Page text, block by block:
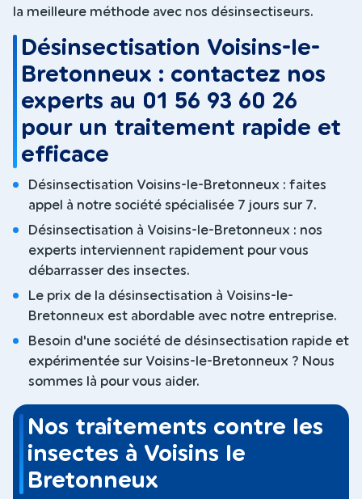
la meilleure méthode avec nos désinsectiseurs.
Désinsectisation Voisins-le-
Bretonneux : contactez nos
experts au 01 56 93 60 26
pour un traitement rapide et
efficace
Désinsectisation Voisins-le-Bretonneux : faites
appel à notre société spécialisée 7 jours sur 7.
Désinsectisation à Voisins-le-Bretonneux : nos
experts interviennent rapidement pour vous
débarrasser des insectes.
Le prix de la désinsectisation à Voisins-le-
Bretonneux est abordable avec notre entreprise.
Besoin d'une société de désinsectisation rapide et
expérimentée sur Voisins-le-Bretonneux ? Nous
sommes là pour vous aider.
Nos traitements contre les
insectes à Voisins le
Bretonneux